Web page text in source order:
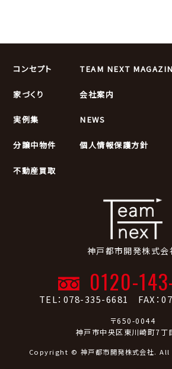
コンセプト
家づくり
実例集
分譲中物件
不動産買取
TEAM NEXT
会社案内
NEWS
個人情報保護方針
神戸都市開発株式会
0120-
TEL：078-335-6681 FAX：
〒650-0044
神戸市中央区東川崎町7丁
Copyright © 神戸都市開発株式会社.